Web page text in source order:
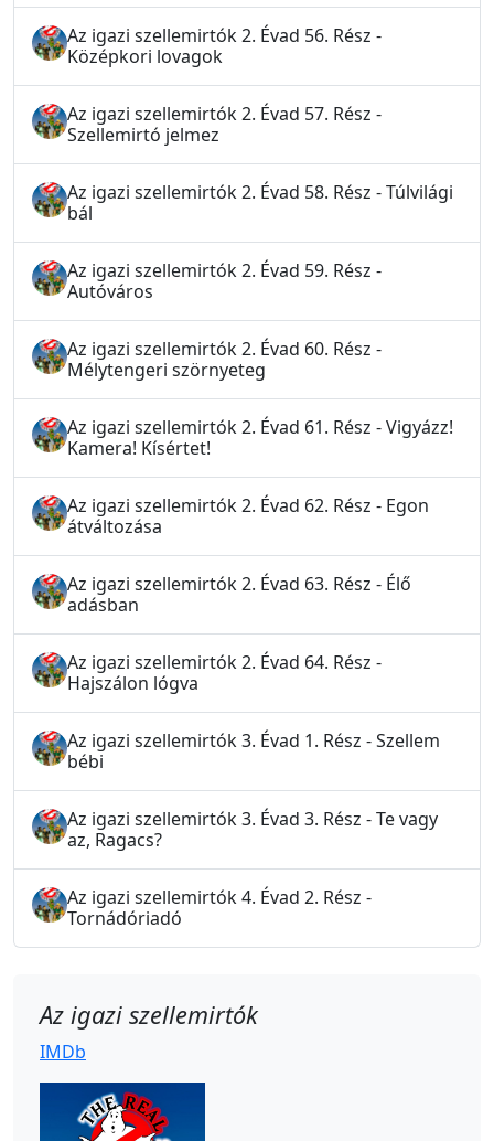
Az igazi szellemirtók 2. Évad 56. Rész -
Középkori lovagok
Az igazi szellemirtók 2. Évad 57. Rész -
Szellemirtó jelmez
Az igazi szellemirtók 2. Évad 58. Rész - Túlvilági
bál
Az igazi szellemirtók 2. Évad 59. Rész -
Autóváros
Az igazi szellemirtók 2. Évad 60. Rész -
Mélytengeri szörnyeteg
Az igazi szellemirtók 2. Évad 61. Rész - Vigyázz!
Kamera! Kísértet!
Az igazi szellemirtók 2. Évad 62. Rész - Egon
átváltozása
Az igazi szellemirtók 2. Évad 63. Rész - Élő
adásban
Az igazi szellemirtók 2. Évad 64. Rész -
Hajszálon lógva
Az igazi szellemirtók 3. Évad 1. Rész - Szellem
bébi
Az igazi szellemirtók 3. Évad 3. Rész - Te vagy
az, Ragacs?
Az igazi szellemirtók 4. Évad 2. Rész -
Tornádóriadó
Az igazi szellemirtók
IMDb